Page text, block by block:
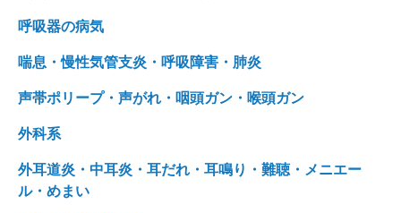
呼吸器の病気
喘息・慢性気管支炎・呼吸障害・肺炎
声帯ポリープ・声がれ・咽頭ガン・喉頭ガン
外科系
外耳道炎・中耳炎・耳だれ・耳鳴り・難聴・メニエー
ル・めまい